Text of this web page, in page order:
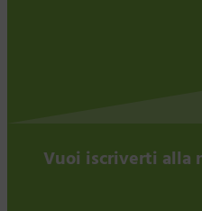
Vuoi iscriverti alla